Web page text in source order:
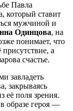
Павла
который ставит
мужчиной и
Одинцова, на
понимает, что
а
счастье.
завладеть
закрываясь
её поля зрения.
образе героя —